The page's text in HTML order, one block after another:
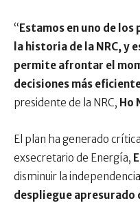
“ Estamos en uno de
la historia de la NRC, y
permite afrontar el
decisiones más
presidente de la NRC, Ho
El plan ha generado
exsecretario de Energía,
disminuir la
despliegue apresurado